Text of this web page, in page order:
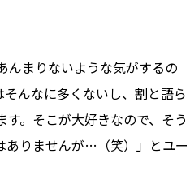
んまりないような気がするの
んなに多くないし、割と語ら
。そこが大好きなので、そう
ありませんが…（笑）」とユー